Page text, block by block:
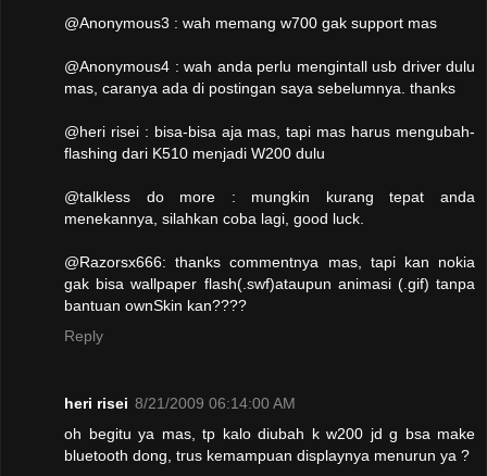
@Anonymous3 : wah memang w700 gak support mas
@Anonymous4 : wah anda perlu mengintall usb driver dulu
mas, caranya ada di postingan saya sebelumnya. thanks
@heri risei : bisa-bisa aja mas, tapi mas harus mengubah-
flashing dari K510 menjadi W200 dulu
@talkless do more : mungkin kurang tepat anda
menekannya, silahkan coba lagi, good luck.
@Razorsx666: thanks commentnya mas, tapi kan nokia
gak bisa wallpaper flash(.swf)ataupun animasi (.gif) tanpa
bantuan ownSkin kan????
Reply
heri risei 8/21/2009 06:14:00 AM
oh begitu ya mas, tp kalo diubah k w200 jd g bsa make
bluetooth dong, trus kemampuan displaynya menurun ya ?